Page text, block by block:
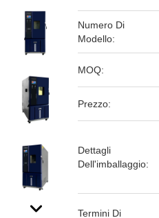
Numero Di
Modello:
MOQ:
Prezzo:
Dettagli
Dell'imballaggio:
Termini Di